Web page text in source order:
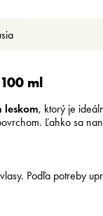
ml
leskom, ktorý je
Ľahko sa
Podľa potreby